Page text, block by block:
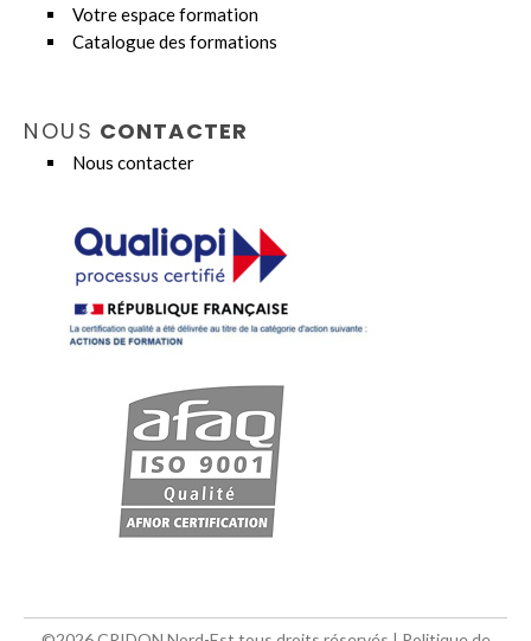
Votre espace formation
Catalogue des formations
NOUS CONTACTER
Nous contacter